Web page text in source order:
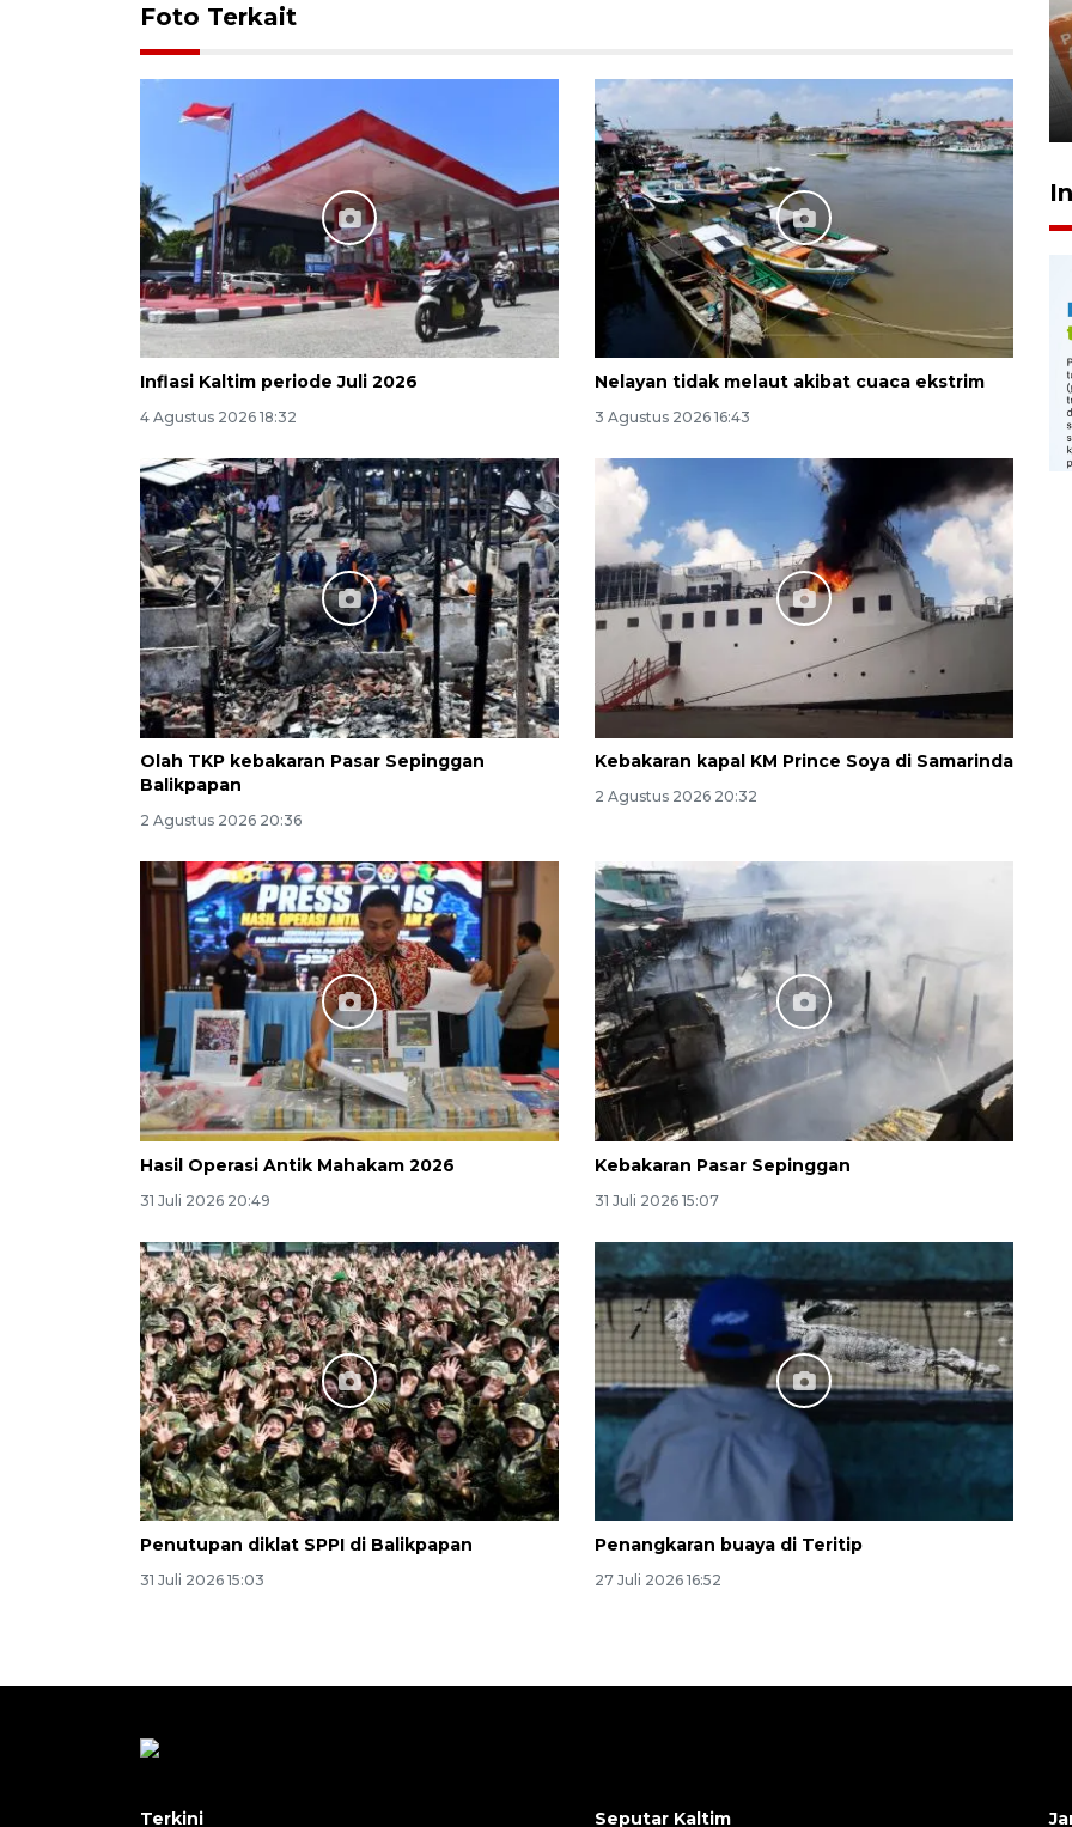
Foto Terkait
Inflasi Kaltim periode Juli 2026
4 Agustus 2026 18:32
Nelayan tidak melaut akibat cuaca ekstrim
3 Agustus 2026 16:43
Olah TKP kebakaran Pasar Sepinggan
Balikpapan
2 Agustus 2026 20:36
Kebakaran kapal KM Prince Soya di Samarinda
2 Agustus 2026 20:32
Hasil Operasi Antik Mahakam 2026
31 Juli 2026 20:49
Kebakaran Pasar Sepinggan
31 Juli 2026 15:07
Penutupan diklat SPPI di Balikpapan
31 Juli 2026 15:03
Penangkaran buaya di Teritip
27 Juli 2026 16:52
investasi asing
20 Juli 2026 19:03
Memberantas kejahatan
jalanan Jakarta
2026-08-05 18:00:00
Terkini Seputar Kaltim